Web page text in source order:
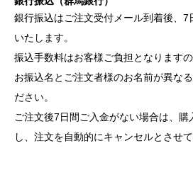
銀行振込はご注文受付メール到着後、7
いたします。
振込手数料はお客様ご負担となりますの
お振込名とご注文者様のお名前が異な
ださい。
ご注文後7日間ご入金がない場合は、購
し、注文を自動的にキャンセルとさせて